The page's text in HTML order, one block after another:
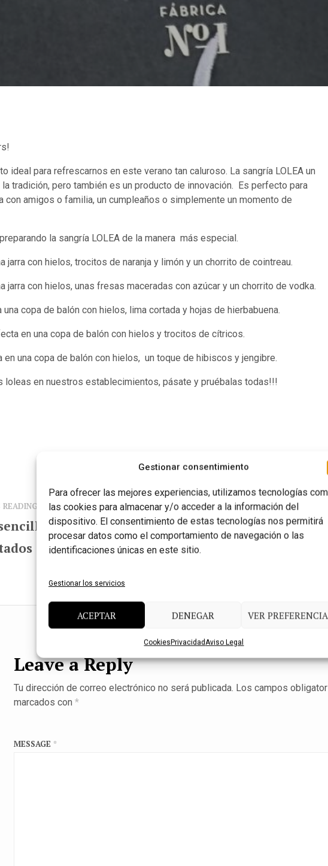
Gestionar consentimiento
Para ofrecer las mejores experiencias, utilizamos tecnologías
las cookies para almacenar y/o acceder a la información del
dispositivo. El consentimiento de estas tecnologías nos permitirá
procesar datos como el comportamiento de navegación o las
identificaciones únicas en este sitio.
Gestionar los servicios
ACEPTAR DENEGAR VER
CookiesPrivacidadAviso Legal
ideal para refrescarnos en este verano tan caluroso. La sangría LOLEA un
tradición, pero también es un producto de innovación. Es perfecto para
con amigos o familia, un cumpleaños o simplemente un momento de
la sangría LOLEA de la manera más especial.
jarra con hielos, trocitos de naranja y limón y un chorrito de cointreau.
jarra con hielos, unas fresas maceradas con azúcar y un chorrito de vodka.
una copa de balón con hielos, lima cortada y hojas de hierbabuena.
en una copa de balón con hielos y trocitos de cítricos.
en una copa de balón con hielos, un toque de hibiscos y jengibre.
loleas en nuestros establecimientos, pásate y pruébalas todas!!!
para sorprender a
Nuevo
Leave a Reply
Tu dirección de correo electrónico no será publicada. Los campos
marcados con *
MESSAGE *